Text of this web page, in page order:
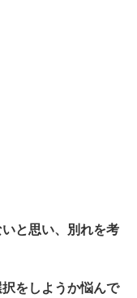
と思い、別れを考
をしようか悩んで